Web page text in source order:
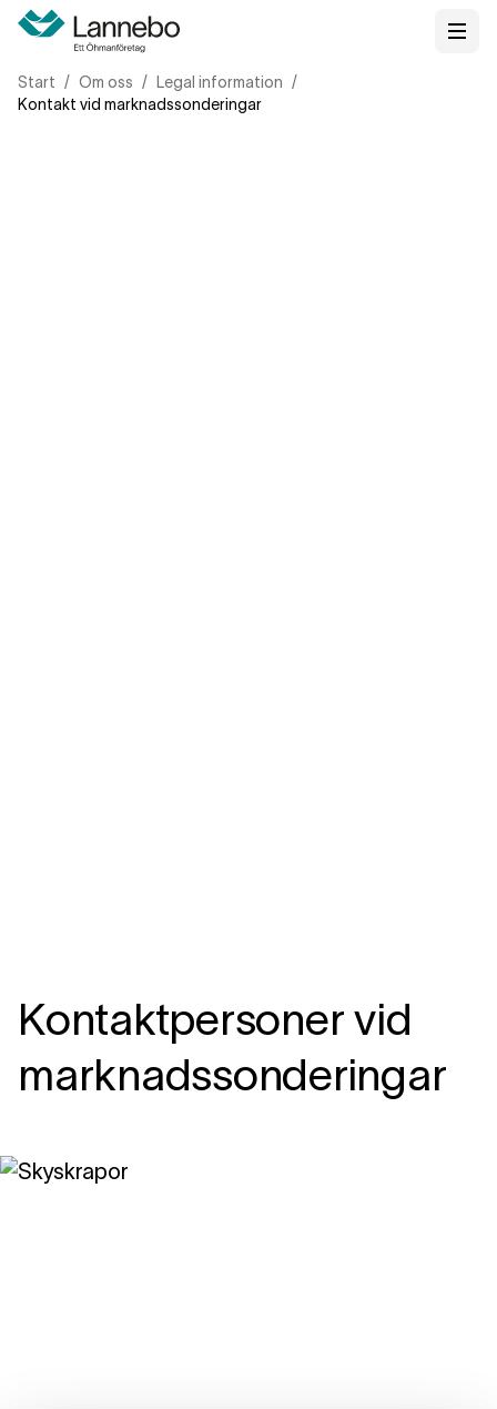
Start Om oss
Legal information
Kontakt vid marknadssonderingar
Kontaktpersoner vid
marknadssonderingar